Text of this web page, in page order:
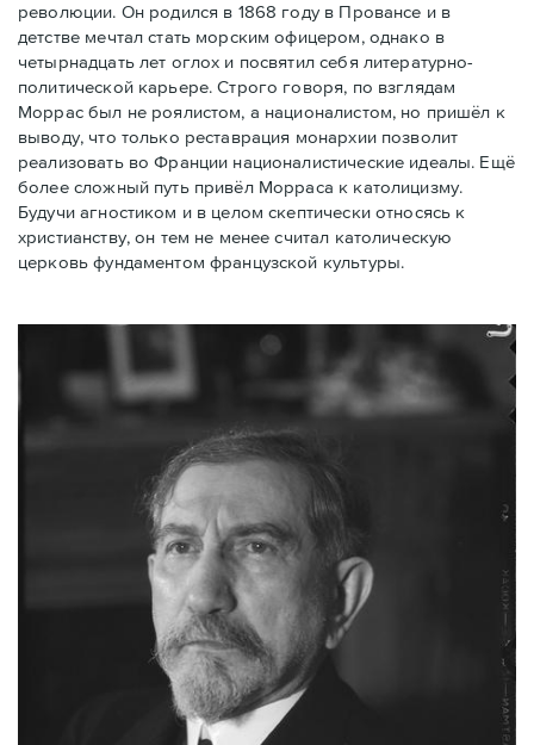
революции. Он родился в 1868 году в Провансе и в
детстве мечтал стать морским офицером, однако в
четырнадцать лет оглох и посвятил себя литературно-
политической карьере. Строго говоря, по взглядам
Моррас был не роялистом, а националистом, но пришёл к
выводу, что только реставрация монархии позволит
реализовать во Франции националистические идеалы. Ещё
более сложный путь привёл Морраса к католицизму.
Будучи агностиком и в целом скептически относясь к
христианству, он тем не менее считал католическую
церковь фундаментом французской культуры.